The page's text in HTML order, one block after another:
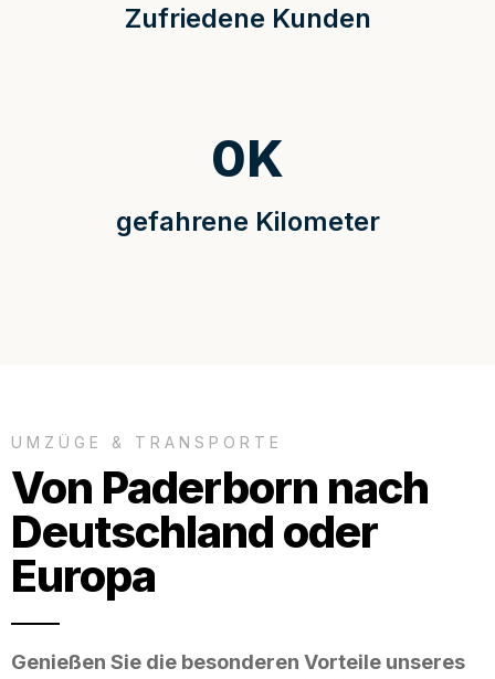
Zufriedene Kunden
gefahrene Kilometer
0K
UMZÜGE & TRANSPORTE
Von Paderborn nach
Deutschland oder
Europa
Genießen Sie die besonderen Vorteile unseres